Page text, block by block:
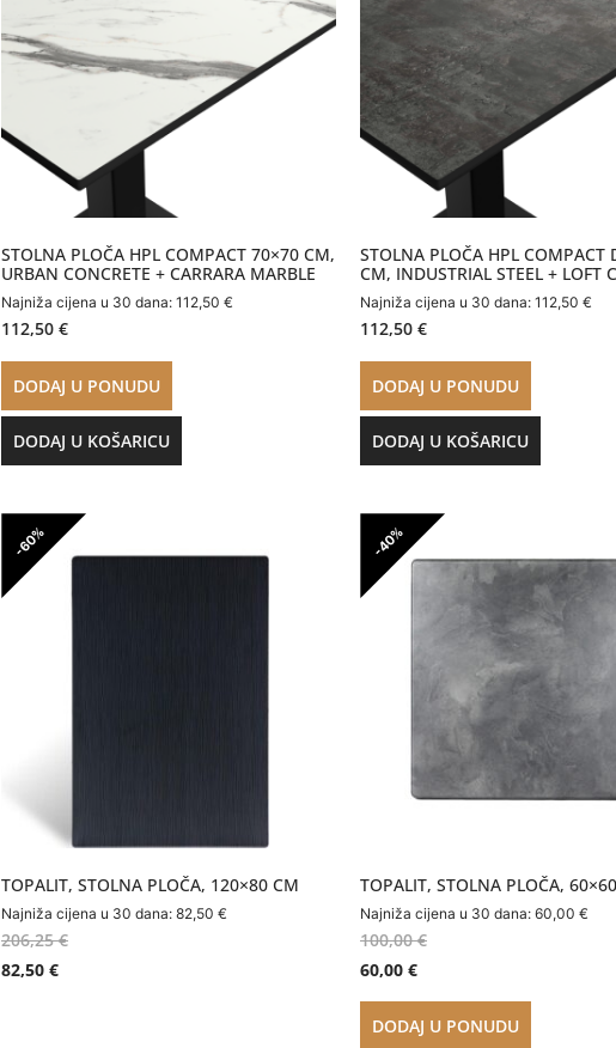
STOLNA PLOČA HPL COMPACT 70×70 CM,
URBAN CONCRETE + CARRARA MARBLE
Najniža cijena u 30 dana: 112,50 €
112,50 €
DODAJ U PONUDU
DODAJ U KOŠARICU
STOLNA PLOČA HPL COMPACT
CM, INDUSTRIAL STEEL + LOFT
Najniža cijena u 30 dana: 112,50 €
112,50 €
DODAJ U PONUDU
DODAJ U KOŠARICU
-60%
TOPALIT, STOLNA PLOČA, 120×80 CM
Najniža cijena u 30 dana: 82,50 €
206,25€
82,50 €
-40%
TOPALIT, STOLNA PLOČA, 60×60
Najniža cijena u 30 dana: 60,00 €
100,00€
60,00 €
DODAJ U PONUDU